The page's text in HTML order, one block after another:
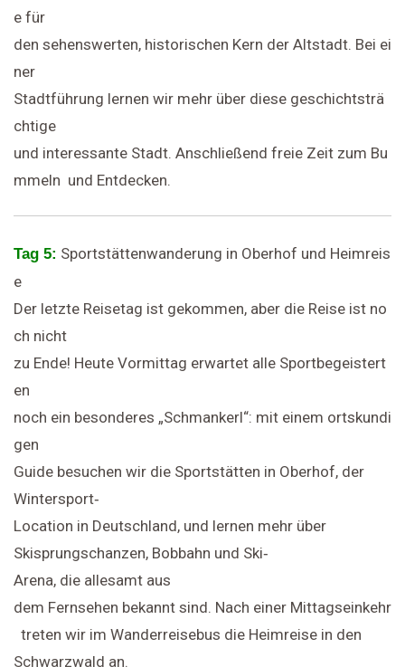
e für
den sehenswerten, historischen Kern der Altstadt. Bei ei
ner
Stadtführung lernen wir mehr über diese geschichtsträ
chtige
und interessante Stadt. Anschließend freie Zeit zum Bu
mmeln und Entdecken.
Tag 5: Sportstättenwanderung in Oberhof und Heimreis
e
Der letzte Reisetag ist gekommen, aber die Reise ist no
ch nicht
zu Ende! Heute Vormittag erwartet alle Sportbegeistert
en
noch ein besonderes „Schmankerl“: mit einem ortskundi
gen
Guide besuchen wir die Sportstätten in Oberhof, der
Wintersport‐
Location in Deutschland, und lernen mehr über
Skisprungschanzen, Bobbahn und Ski‐
Arena, die allesamt aus
dem Fernsehen bekannt sind. Nach einer Mittagseinkehr
treten wir im Wanderreisebus die Heimreise in den
Schwarzwald an.